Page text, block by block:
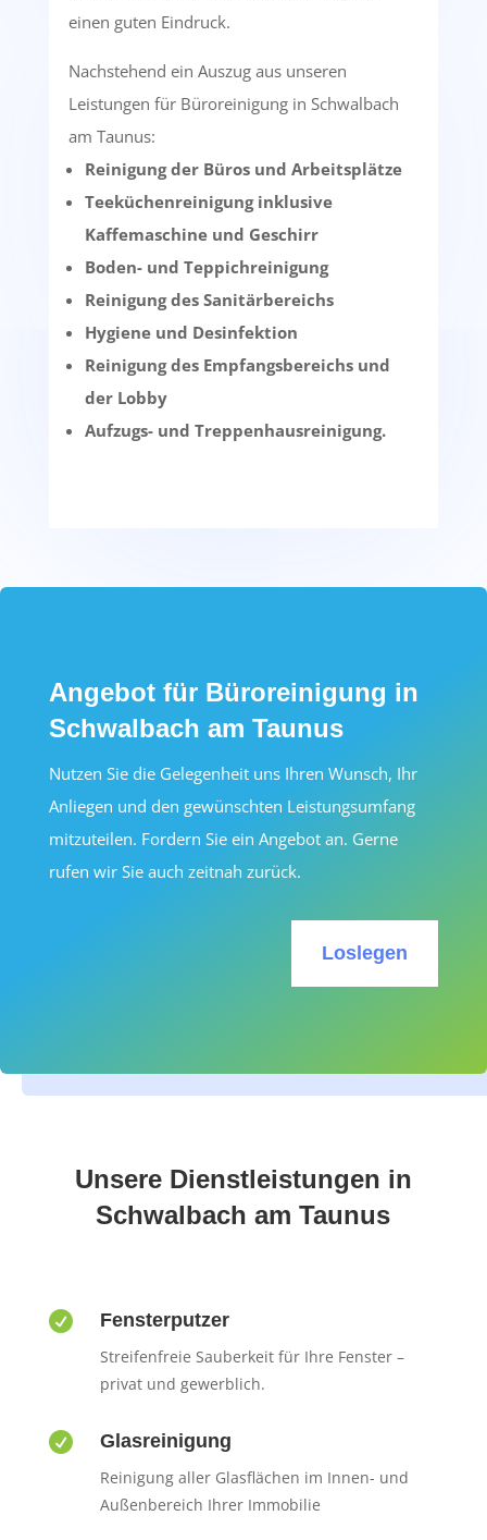
einen guten Eindruck.
Nachstehend ein Auszug aus unseren
Leistungen für Büroreinigung in Schwalbach
am Taunus:
Reinigung der Büros und Arbeitsplätze
Teeküchenreinigung inklusive
Kaffemaschine und Geschirr
Boden- und Teppichreinigung
Reinigung des Sanitärbereichs
Hygiene und Desinfektion
Reinigung des Empfangsbereichs und
der Lobby
Aufzugs- und Treppenhausreinigung.
Angebot für Büroreinigung in
Schwalbach am Taunus
Nutzen Sie die Gelegenheit uns Ihren Wunsch, Ihr
Anliegen und den gewünschten Leistungsumfang
mitzuteilen. Fordern Sie ein Angebot an. Gerne
rufen wir Sie auch zeitnah zurück.
Loslegen
Unsere Dienstleistungen in
Schwalbach am Taunus
 Fensterputzer
Streifenfreie Sauberkeit für Ihre Fenster –
privat und gewerblich.
 Glasreinigung
Reinigung aller Glasflächen im Innen- und
Außenbereich Ihrer Immobilie